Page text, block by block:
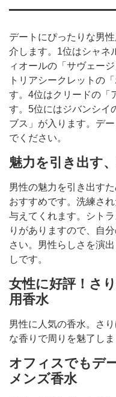
デートにぴったりな男
介します。1位はシャネ
ィオールの「サヴェー
トリアシークレットの
す。4位はクリードの「
す。5位にはジバンシイ
ブス」が入ります。デ
でください。
魅力を引き出す
男性の魅力を引き出す
おすすめです。洗練さ
与えてくれます。シト
りがありますので、自
さい。男性らしさを演
しです。
女性に好評！さ
用香水
男性に人気の香水。さ
な香りで周りを魅了しま
オフィスでもデ
メンズ香水